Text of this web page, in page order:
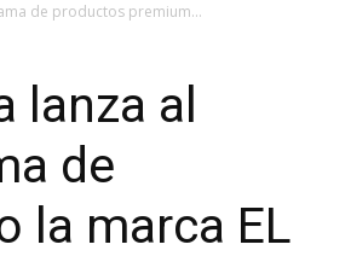
de productos premium...
lanza al
de
la marca EL